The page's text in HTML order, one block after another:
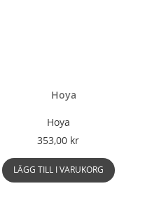
Hoya
353,00 kr
LÄGG TILL I VARUKORG